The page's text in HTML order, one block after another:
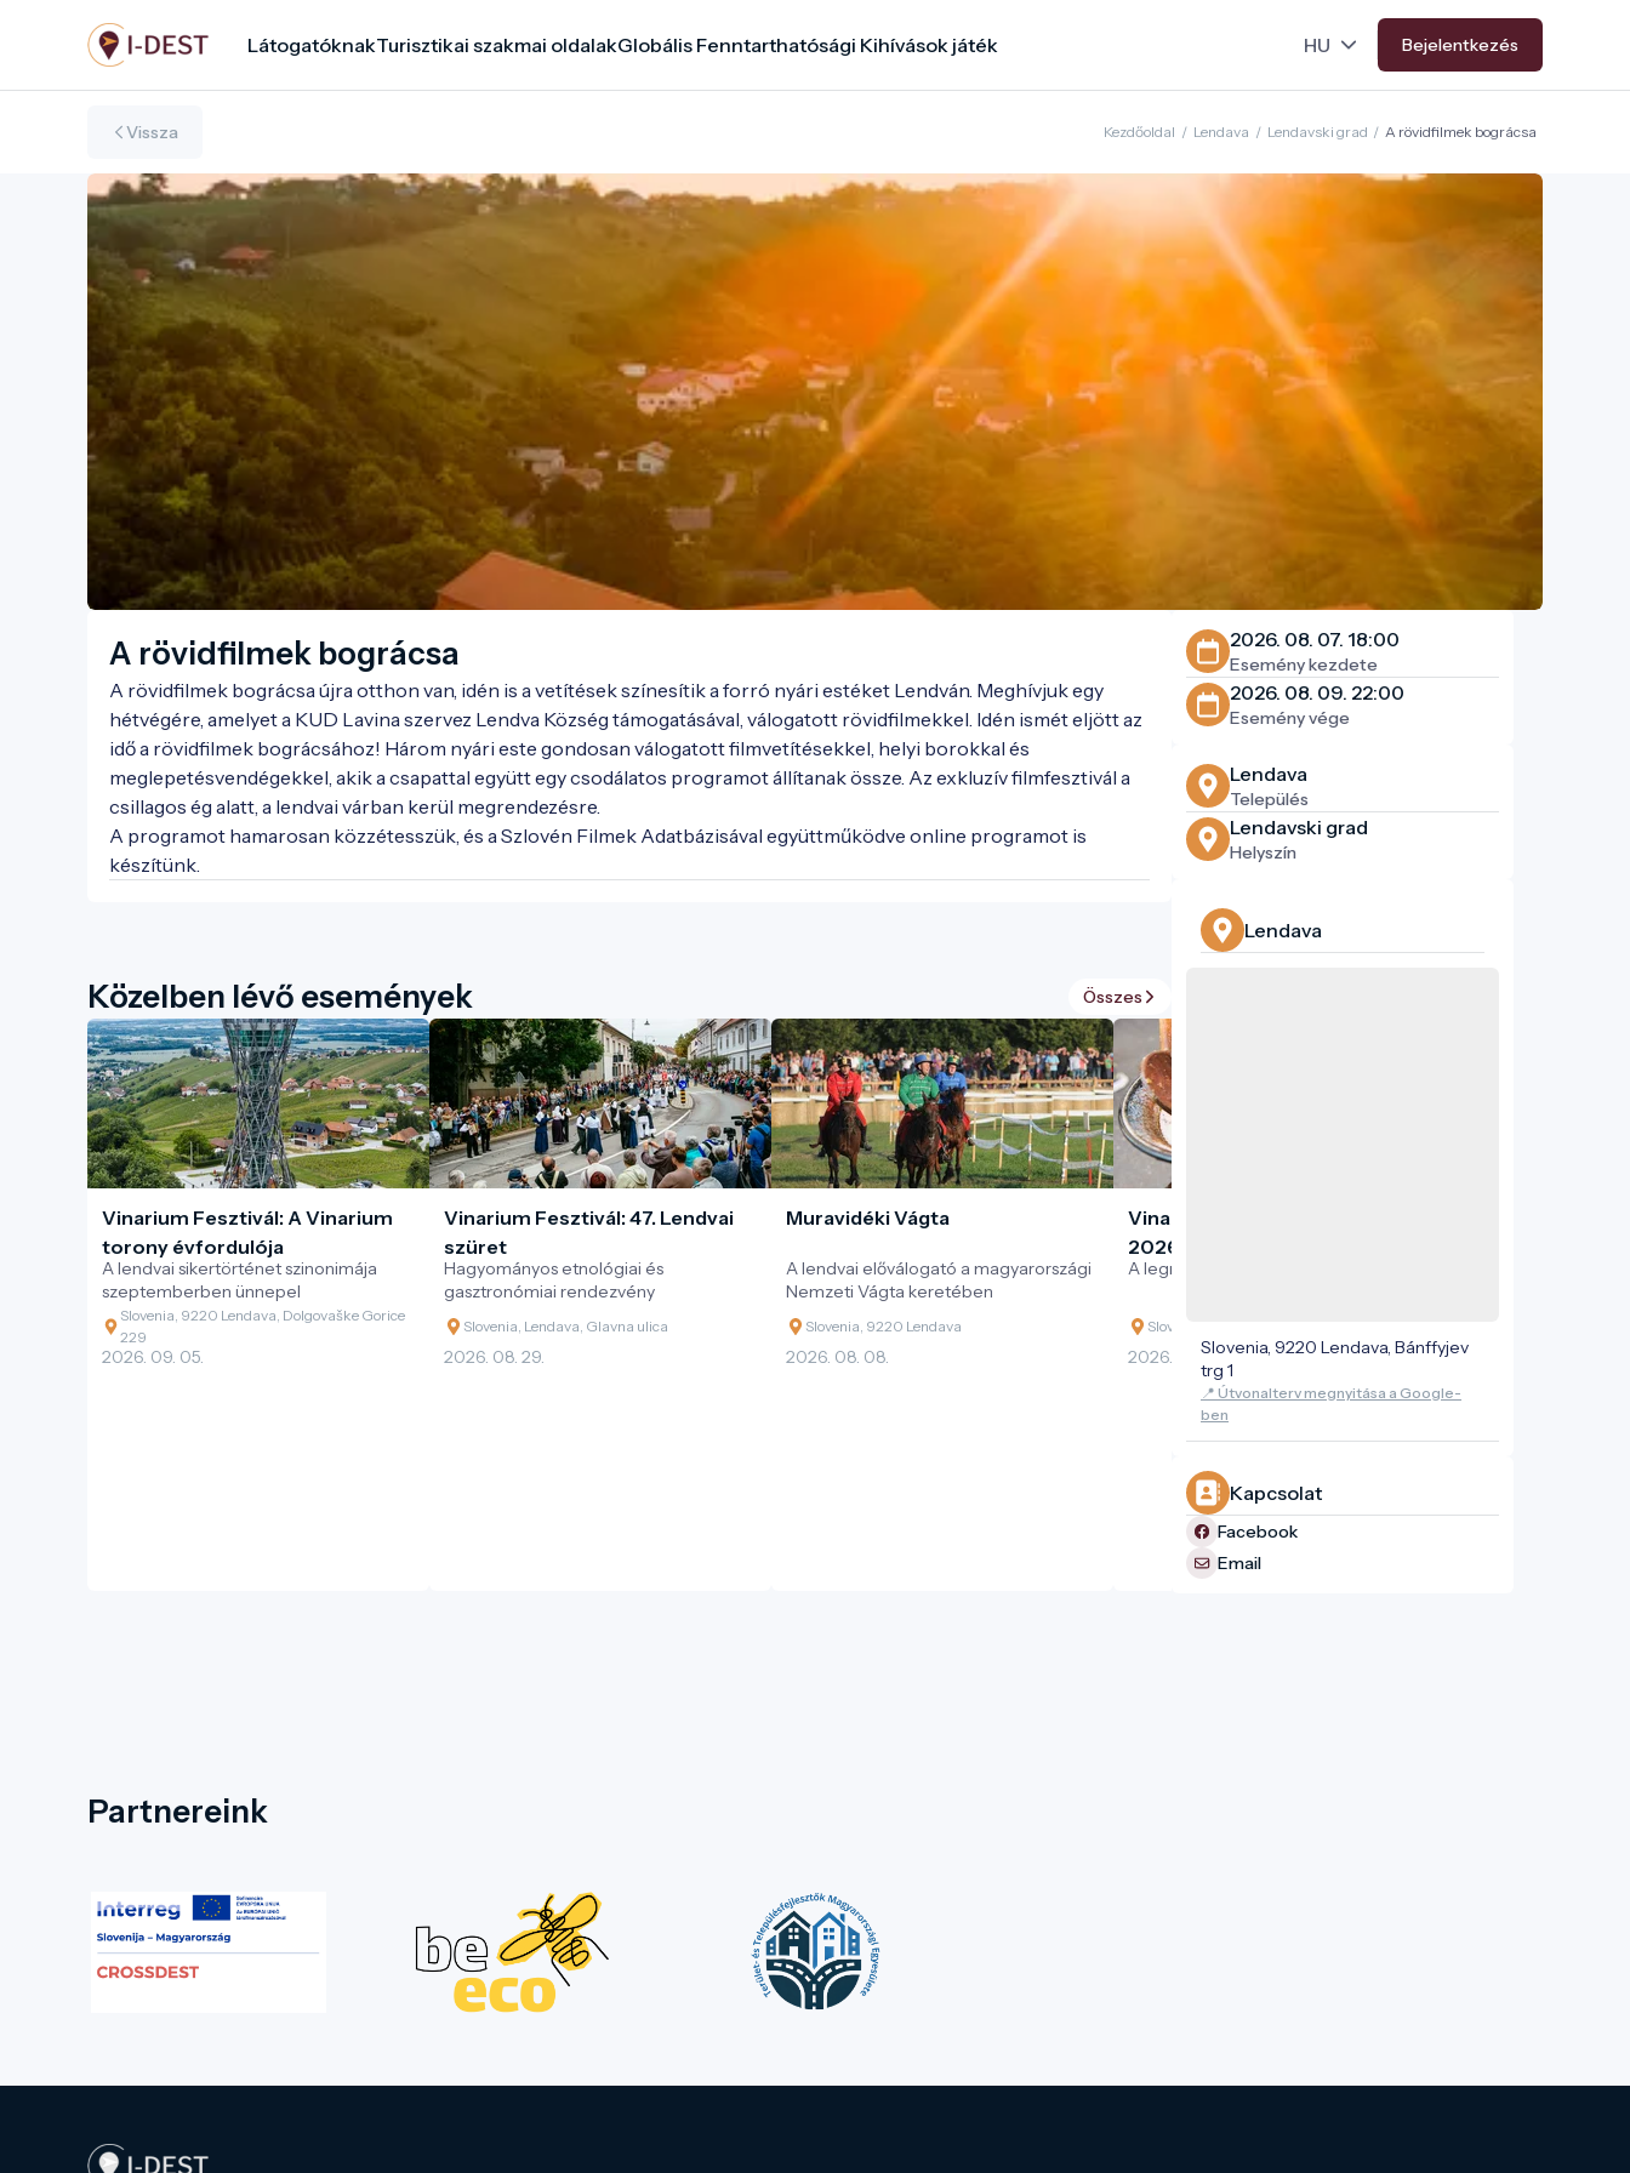
tartalomra
LátogatóknakTurisztikai szakmai oldalakGlobális Fenntarthatósági Kihívások játék Bejelentkezés
Vissza Kezdőoldal / Lendava / Lendavski grad / A rövidfilmek bográcsa
A rövidfilmek bográcsa
A rövidfilmek bográcsa újra otthon van, idén is a vetítések színesítik a forró nyári estéket Lendván. Meghívjuk egy
hétvégére, amelyet a KUD Lavina szervez Lendva Község támogatásával, válogatott rövidfilmekkel. Idén ismét eljött az
idő a rövidfilmek bográcsához! Három nyári este gondosan válogatott filmvetítésekkel, helyi borokkal és
meglepetésvendégekkel, akik a csapattal együtt egy csodálatos programot állítanak össze. Az exkluzív filmfesztivál a
csillagos ég alatt, a lendvai várban kerül megrendezésre.
A programot hamarosan közzétesszük, és a Szlovén Filmek Adatbázisával együttműködve online programot is
készítünk.
Közelben lévő események Összes
Vinarium Fesztivál: A Vinarium
torony évfordulója
A lendvai sikertörténet szinonimája
szeptemberben ünnepel
Slovenia, 9220 Lendava, Dolgovaške Gorice
229
2026. 09. 05.
Vinarium Fesztivál: 47. Lendvai
szüret
Hagyományos etnológiai és
gasztronómiai rendezvény
Slovenia, Lendava, Glavna ulica
2026. 08. 29.
Muravidéki Vágta
A lendvai előválogató a magyarországi
Nemzeti Vágta keretében
Slovenia, 9220 Lendava
2026. 08. 08.
Vinarium Fesztivál: Bogračfest
2026
A legnagyobb bográcsfőző verseny
Slovenia, Lendava, Glavna ulica
2026. 08. 22.
2026. 08. 07. 18:00
Esemény kezdete
2026. 08. 09. 22:00
Esemény vége
Lendava
Település
Lendavski grad
Helyszín
Lendava
Slovenia, 9220 Lendava, Bánffyjev
trg 1
📍 Útvonalterv megnyitása a Google-
ben
Kapcsolat
Facebook
Email
Partnereink